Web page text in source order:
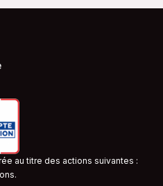
au titre des actions suivantes :